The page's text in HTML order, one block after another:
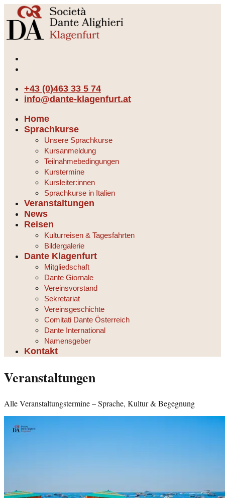
+43 (0)463 33 5 74
info@dante-klagenfurt.at
Home
Sprachkurse
Unsere Sprachkurse
Kursanmeldung
Teilnahmebedingungen
Kurstermine
Kursleiter:innen
Sprachkurse in Italien
Veranstaltungen
News
Reisen
Kulturreisen & Tagesfahrten
Bildergalerie
Dante Klagenfurt
Mitgliedschaft
Dante Giornale
Vereinsvorstand
Sekretariat
Vereinsgeschichte
Comitati Dante Österreich
Dante International
Namensgeber
Kontakt
Veranstaltungen
Alle Veranstaltungstermine – Sprache, Kultur & Begegnung